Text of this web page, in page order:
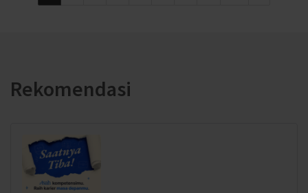
Rekomendasi